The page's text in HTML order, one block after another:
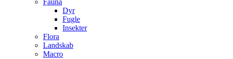
Fauna
Dyr
Fugle
Insekter
Flora
Landskab
Macro